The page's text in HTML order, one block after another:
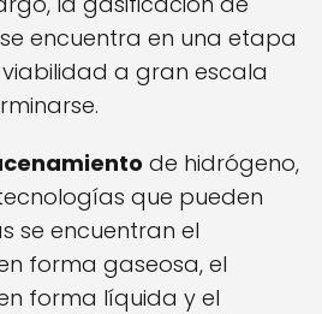
encuentra en una etapa
a gran escala
de hidrógeno,
que pueden
se encuentran el
forma gaseosa, el
forma líquida y el